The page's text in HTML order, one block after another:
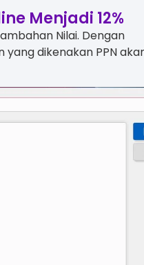
Menjadi 12%
Nilai. Dengan
yang dikenakan PPN